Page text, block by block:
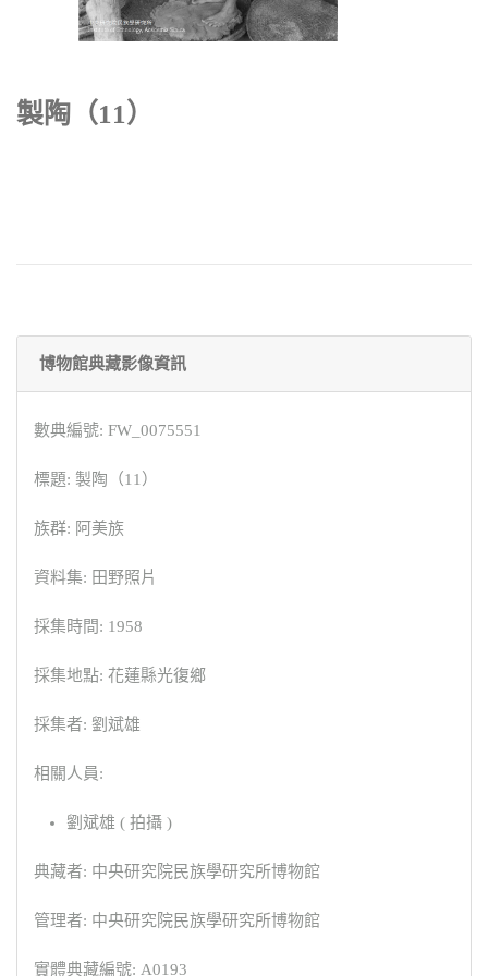
製陶（11）
博物館典藏影像資訊
數典編號: FW_0075551
標題: 製陶（11）
族群: 阿美族
資料集: 田野照片
採集時間: 1958
採集地點: 花蓮縣光復鄉
採集者: 劉斌雄
相關人員:
劉斌雄 ( 拍攝 )
典藏者: 中央研究院民族學研究所博物館
管理者: 中央研究院民族學研究所博物館
實體典藏編號: A0193